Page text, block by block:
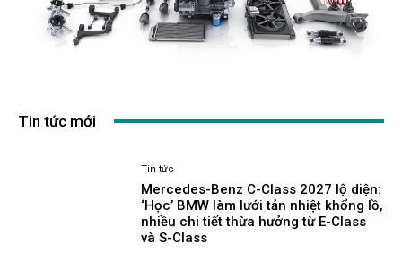
Tin tức mới
Tin tức
Mercedes-Benz C-Class 2027 lộ diện:
‘Học’ BMW làm lưới tản nhiệt khổng lồ,
nhiều chi tiết thừa hưởng từ E-Class
và S-Class